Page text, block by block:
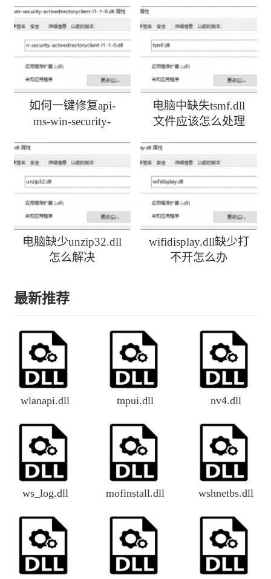
如何一键修复api-
ms-win-security-
电脑中缺失tsmf.dll
文件应该怎么处理
电脑缺少unzip32.dll
怎么解决
wifidisplay.dll缺少打
不开怎么办
最新推荐
wlanapi.dll tnpui.dll nv4.dll
ws_log.dll mofinstall.dll wshnetbs.dll